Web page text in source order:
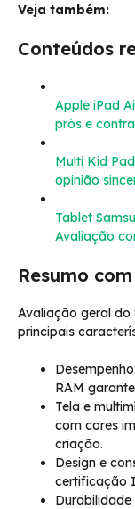
Veja também:
Conteúdos
Apple iPad
prós e
Multi Kid
opinião
Tablet
Avaliação
Resumo
Avaliação geral do
principais
RAM
Tela e
com cores
criação.
Design e
certificação